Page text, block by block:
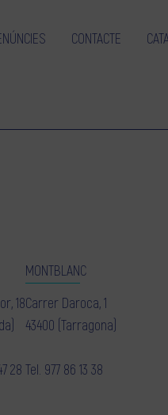
CONTACTE
18
28
MONTBLANC
Carrer Daroca, 1
43400 (Tarragona)
Tel. 977 86 13 38